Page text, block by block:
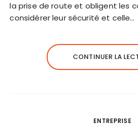
la prise de route et obligent les
considérer leur sécurité et celle…
CONTINUER LA
ENTREPRISE